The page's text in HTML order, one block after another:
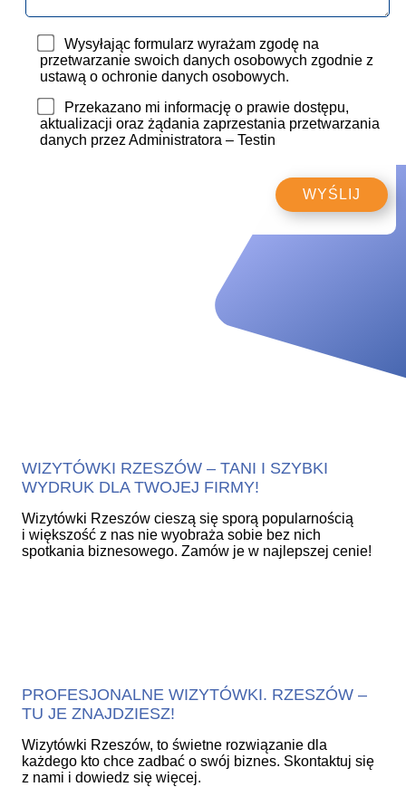
Wysyłając formularz wyrażam zgodę na
przetwarzanie swoich danych osobowych zgodnie z
ustawą o ochronie danych osobowych.
Przekazano mi informację o prawie dostępu,
aktualizacji oraz żądania zaprzestania przetwarzania
danych przez Administratora – Testin
WIZYTÓWKI RZESZÓW – TANI I SZYBKI
WYDRUK DLA TWOJEJ FIRMY!
Wizytówki Rzeszów cieszą się sporą popularnością
i większość z nas nie wyobraża sobie bez nich
spotkania biznesowego. Zamów je w najlepszej cenie!
PROFESJONALNE WIZYTÓWKI. RZESZÓW –
TU JE ZNAJDZIESZ!
Wizytówki Rzeszów, to świetne rozwiązanie dla
każdego kto chce zadbać o swój biznes. Skontaktuj się
z nami i dowiedz się więcej.